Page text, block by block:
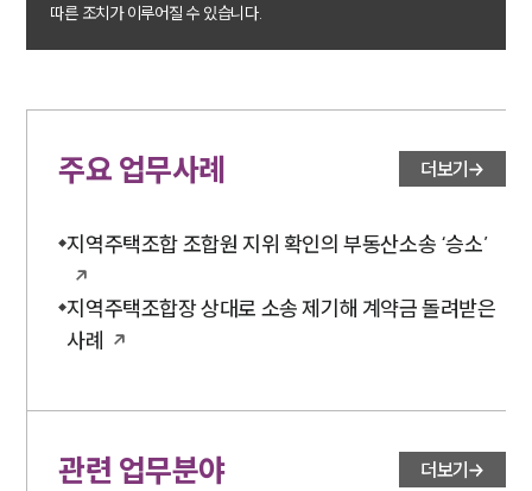
따른 조치가 이루어질 수 있습니다.
주요 업무사례 더보기
지역주택조합 조합원 지위 확인의 부동산소송 ‘승소’
지역주택조합장 상대로 소송 제기해 계약금 돌려받은
사례
관련 업무분야 더보기